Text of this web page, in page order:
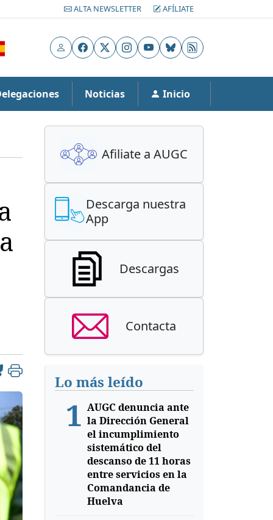
ALTA NEWSLETTER AFÍLIATE
UsuarioFacebook
X Instagram
YouTubeBluesky
RSS
Noticias Inicio
Afiliate a AUGC
Descarga nuestra
App
Descargas
Contacta
Lo más leído
1 AUGC denuncia ante
la Dirección General
el incumplimiento
sistemático del
descanso de 11 horas
entre servicios en la
Comandancia de
Huelva